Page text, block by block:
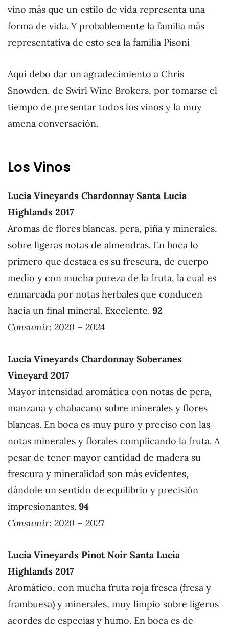
vino más que un estilo de vida representa una
forma de vida. Y probablemente la familia más
representativa de esto sea la familia Pisoni
Aquí debo dar un agradecimiento a Chris
Snowden, de Swirl Wine Brokers, por tomarse el
tiempo de presentar todos los vinos y la muy
amena conversación.
Los Vinos
Lucia Vineyards Chardonnay Santa Lucia
Highlands 2017
Aromas de flores blancas, pera, piña y minerales,
sobre ligeras notas de almendras. En boca lo
primero que destaca es su frescura, de cuerpo
medio y con mucha pureza de la fruta, la cual es
enmarcada por notas herbales que conducen
hacia un final mineral. Excelente. 92
Consumir: 2020 – 2024
Lucia Vineyards Chardonnay Soberanes
Vineyard 2017
Mayor intensidad aromática con notas de pera,
manzana y chabacano sobre minerales y flores
blancas. En boca es muy puro y preciso con las
notas minerales y florales complicando la fruta. A
pesar de tener mayor cantidad de madera su
frescura y mineralidad son más evidentes,
dándole un sentido de equilibrio y precisión
impresionantes. 94
Consumir: 2020 – 2027
Lucia Vineyards Pinot Noir Santa Lucia
Highlands 2017
Aromático, con mucha fruta roja fresca (fresa y
frambuesa) y minerales, muy limpio sobre ligeros
acordes de especias y humo. En boca es de